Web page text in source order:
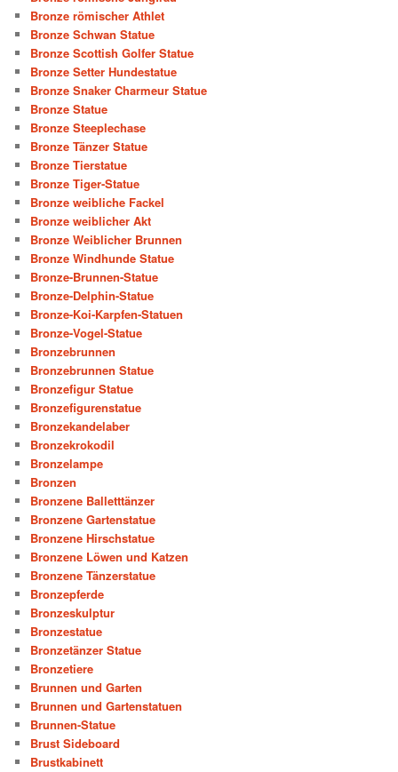
Bronze römischer Athlet
Bronze Schwan Statue
Bronze Scottish Golfer Statue
Bronze Setter Hundestatue
Bronze Snaker Charmeur Statue
Bronze Statue
Bronze Steeplechase
Bronze Tänzer Statue
Bronze Tierstatue
Bronze Tiger-Statue
Bronze weibliche Fackel
Bronze weiblicher Akt
Bronze Weiblicher Brunnen
Bronze Windhunde Statue
Bronze-Brunnen-Statue
Bronze-Delphin-Statue
Bronze-Koi-Karpfen-Statuen
Bronze-Vogel-Statue
Bronzebrunnen
Bronzebrunnen Statue
Bronzefigur Statue
Bronzefigurenstatue
Bronzekandelaber
Bronzekrokodil
Bronzelampe
Bronzen
Bronzene Balletttänzer
Bronzene Gartenstatue
Bronzene Hirschstatue
Bronzene Löwen und Katzen
Bronzene Tänzerstatue
Bronzepferde
Bronzeskulptur
Bronzestatue
Bronzetänzer Statue
Bronzetiere
Brunnen und Garten
Brunnen und Gartenstatuen
Brunnen-Statue
Brust Sideboard
Brustkabinett